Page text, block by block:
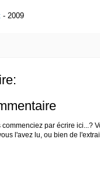
- 2009
par écrire ici...?
l'avez lu, ou bien de